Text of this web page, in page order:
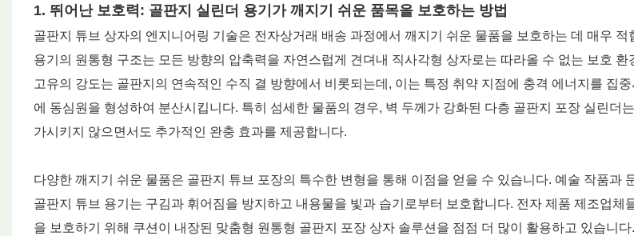
1. 뛰어난 보호력: 골판지 실린더 용기가 깨지기 쉬운 품목을 보호하는 방법
골판지 튜브 상자의 엔지니어링 기술은 전자상거래 배송 과정에서 깨지기 쉬운 물품을 보호하는 데 매우 적
용기의 원통형 구조는 모든 방향의 압축력을 자연스럽게 견뎌내 직사각형 상자로는 따라올 수 없는 보호 환
고유의 강도는 골판지의 연속적인 수직 결 방향에서 비롯되는데, 이는 특정 취약 지점에 충격 에너지를 집중
에 동심원을 형성하여 분산시킵니다. 특히 섬세한 물품의 경우, 벽 두께가 강화된 다층 골판지 포장 실린더
가시키지 않으면서도 추가적인 완충 효과를 제공합니다.
다양한 깨지기 쉬운 물품은 골판지 튜브 포장의 특수한 변형을 통해 이점을 얻을 수 있습니다. 예술 작품과
골판지 튜브 용기는 구김과 휘어짐을 방지하고 내용물을 빛과 습기로부터 보호합니다. 전자 제품 제조업체
을 보호하기 위해 쿠션이 내장된 맞춤형 원통형 골판지 포장 상자 솔루션을 점점 더 많이 활용하고 있습니